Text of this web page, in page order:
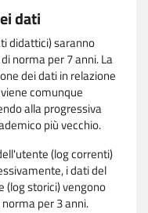
dati
didattici) saranno
norma per 7 anni. La
dei dati in relazione
comunque
alla progressiva
più vecchio.
(log correnti)
i dati del
storici) vengono
per 3 anni.